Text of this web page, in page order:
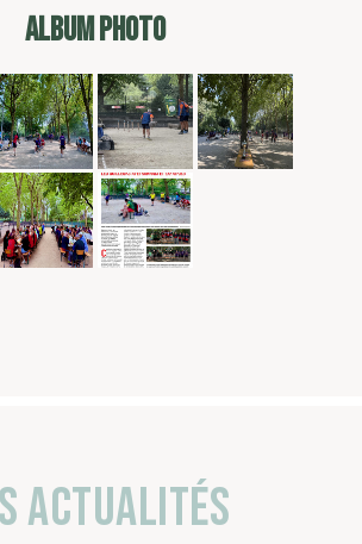
ALBUM PHOTO
actualités